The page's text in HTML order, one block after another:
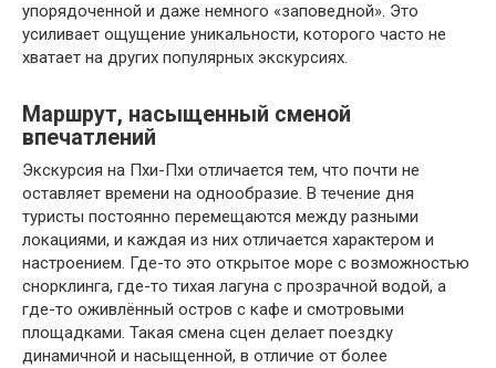
упорядоченной и даже немного «заповедной». Это
усиливает ощущение уникальности, которого часто не
хватает на других популярных экскурсиях.
Маршрут, насыщенный сменой
впечатлений
Экскурсия на Пхи-Пхи отличается тем, что почти не
оставляет времени на однообразие. В течение дня
туристы постоянно перемещаются между разными
локациями, и каждая из них отличается характером и
настроением. Где-то это открытое море с возможностью
снорклинга, где-то тихая лагуна с прозрачной водой, а
где-то оживлённый остров с кафе и смотровыми
площадками. Такая смена сцен делает поездку
динамичной и насыщенной, в отличие от более